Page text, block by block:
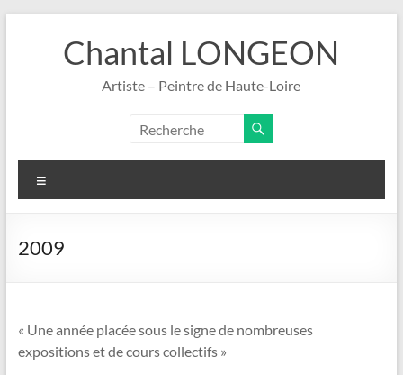
Chantal LONGEON
Artiste – Peintre de Haute-Loire
2009
« Une année placée sous le signe de nombreuses
expositions et de cours collectifs »